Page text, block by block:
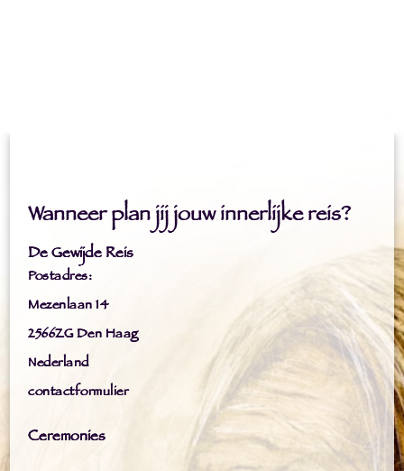
Wanneer plan jij jouw innerlijke reis?
De Gewijde Reis
Postadres:
Mezenlaan 14
2566ZG Den Haag
Nederland
contactformulier
Ceremonies